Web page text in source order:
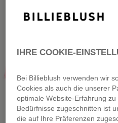
IHRE COOKIE-
Bei Billieblush verwenden wir
Cookies als auch die unserer
optimale Website-Erfahrung
Bedürfnisse zugeschnitten ist
die auf Ihre Präferenzen